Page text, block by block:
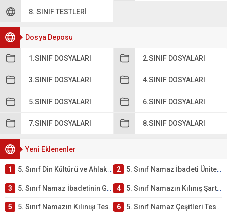
8. SINIF TESTLERI
Dosya Deposu
1.SINIF DOSYALARI 2.SINIF DOSYALARI
3.SINIF DOSYALARI 4.SINIF DOSYALARI
5.SINIF DOSYALARI 6.SINIF DOSYALARI
7.SINIF DOSYALARI 8.SINIF DOSYALARI
Yeni Eklenenler
1 5. Sınıf Din Kültürü ve Ahlak Bilgisi 2. Ünite: Namaz İbadeti Çalışmaları 2 5. Sınıf Namaz İbadeti Ünite Testi – Online Çöz
3 5. Sınıf Namaz İbadetinin Getirdiği Faydalar Testi 4 5. Sınıf Namazın Kılınış Şartları Testi
5 5. Sınıf Namazın Kılınışı Testi – Online Çöz 6 5. Sınıf Namaz Çeşitleri Testi – Online Çöz